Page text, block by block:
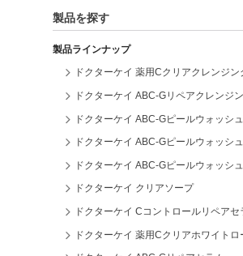
製品を探す
製品ラインナップ
ドクターケイ 薬用Cクリアクレンジン
ドクターケイ ABC-Gリペアクレンジ
ドクターケイ ABC-Gピールウォッシュ
ドクターケイ ABC-Gピールウォッシ
ドクターケイ ABC-Gピールウォッシ
ドクターケイ クリアソープ
ドクターケイ Cコントロールリペアセ
ドクターケイ 薬用Cクリアホワイトロ